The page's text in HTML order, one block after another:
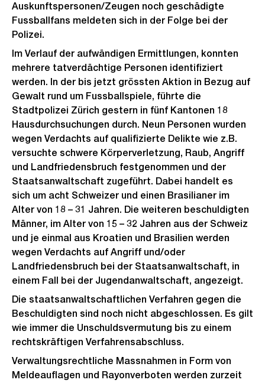
Auskunftspersonen/Zeugen noch geschädigte
Fussballfans meldeten sich in der Folge bei der
Polizei.
Im Verlauf der aufwändigen Ermittlungen, konnten
mehrere tatverdächtige Personen identifiziert
werden. In der bis jetzt grössten Aktion in Bezug auf
Gewalt rund um Fussballspiele, führte die
Stadtpolizei Zürich gestern in fünf Kantonen 18
Hausdurchsuchungen durch. Neun Personen wurden
wegen Verdachts auf qualifizierte Delikte wie z.B.
versuchte schwere Körperverletzung, Raub, Angriff
und Landfriedensbruch festgenommen und der
Staatsanwaltschaft zugeführt. Dabei handelt es
sich um acht Schweizer und einen Brasilianer im
Alter von 18 – 31 Jahren. Die weiteren beschuldigten
Männer, im Alter von 15 – 32 Jahren aus der Schweiz
und je einmal aus Kroatien und Brasilien werden
wegen Verdachts auf Angriff und/oder
Landfriedensbruch bei der Staatsanwaltschaft, in
einem Fall bei der Jugendanwaltschaft, angezeigt.
Die staatsanwaltschaftlichen Verfahren gegen die
Beschuldigten sind noch nicht abgeschlossen. Es gilt
wie immer die Unschuldsvermutung bis zu einem
rechtskräftigen Verfahrensabschluss.
Verwaltungsrechtliche Massnahmen in Form von
Meldeauflagen und Rayonverboten werden zurzeit